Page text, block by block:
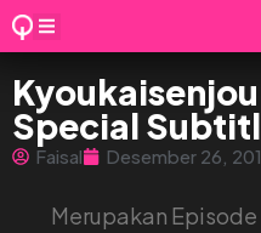
Special
Faisal Desember 26,
Merupakan